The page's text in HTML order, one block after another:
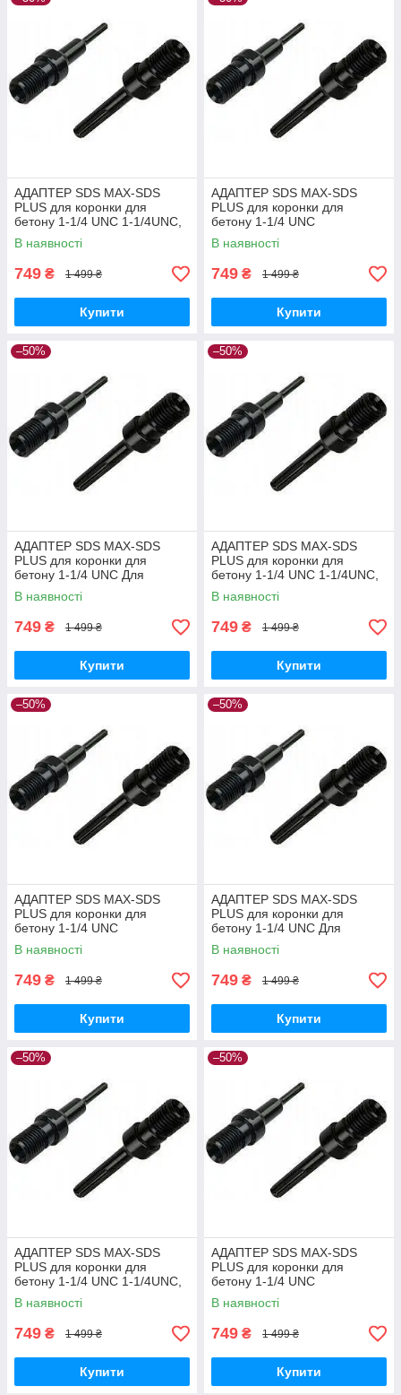
АДАПТЕР SDS MAX-SDS
PLUS для коронки для
бетону 1-1/4 UNC 1-1/4UNC,
SDS PLUS
В наявності
749 ₴ 1 499 ₴
Купити
АДАПТЕР SDS MAX-SDS
PLUS для коронки для
бетону 1-1/4 UNC
Універсальна, SDS
В наявності
749 ₴ 1 499 ₴
Купити
–50%
АДАПТЕР SDS MAX-SDS
PLUS для коронки для
бетону 1-1/4 UNC Для
алмазної коронки, SDS
В наявності
749 ₴ 1 499 ₴
Купити
–50%
АДАПТЕР SDS MAX-SDS
PLUS для коронки для
бетону 1-1/4 UNC 1-1/4UNC,
SDS
В наявності
749 ₴ 1 499 ₴
Купити
–50%
АДАПТЕР SDS MAX-SDS
PLUS для коронки для
бетону 1-1/4 UNC
Універсальна, SDS MAX
В наявності
749 ₴ 1 499 ₴
Купити
–50%
АДАПТЕР SDS MAX-SDS
PLUS для коронки для
бетону 1-1/4 UNC Для
алмазної коронки, SDS MAX
В наявності
749 ₴ 1 499 ₴
Купити
–50%
АДАПТЕР SDS MAX-SDS
PLUS для коронки для
бетону 1-1/4 UNC 1-1/4UNC,
SDS MAX
В наявності
749 ₴ 1 499 ₴
Купити
–50%
АДАПТЕР SDS MAX-SDS
PLUS для коронки для
бетону 1-1/4 UNC
Універсальна, SDS MAX-SDS
PLUS
В наявності
749 ₴ 1 499 ₴
Купити